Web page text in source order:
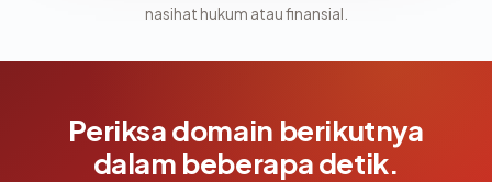
nasihat hukum atau finansial.
Periksa domain berikutnya
dalam beberapa detik.